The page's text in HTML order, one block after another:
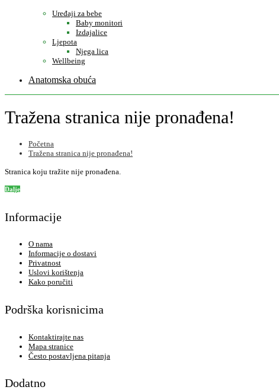
Uređaji za bebe
Baby monitori
Izdajalice
Ljepota
Njega lica
Wellbeing
Anatomska obuća
Tražena stranica nije pronađena!
Početna
Tražena stranica nije pronađena!
Stranica koju tražite nije pronađena.
Dalje
Informacije
O nama
Informacije o dostavi
Privatnost
Uslovi korištenja
Kako poručiti
Podrška korisnicima
Kontaktirajte nas
Mapa stranice
Često postavljena pitanja
Dodatno